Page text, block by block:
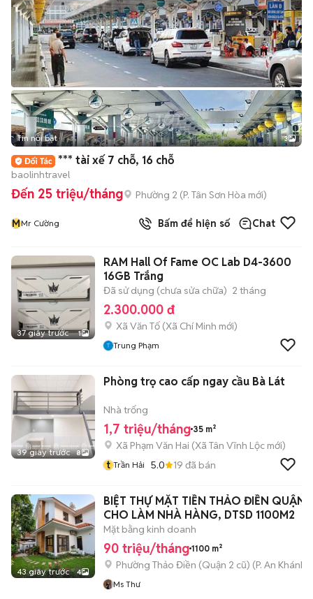
Tin nổi bật 3
*** tài xế 7 chỗ, 16 chỗ
baolinhtravel
Đến 25 triệu/tháng Phường 2 (P. Tân Sơn Hòa mới)
MMr Cường Bấm để hiện số Chat
37 giây trước 1
RAM Hall Of Fame OC Lab D4-3600
16GB Trắng
Đã sử dụng (chưa sửa chữa) 2 tháng
2.300.000 đ
Xã Văn Tố (Xã Chí Minh mới)
Trung Phạm
39 giây trước 8
Phòng trọ cao cấp ngay cầu Bà Lát
Nhà trống
1,7 triệu/tháng 35 m²
Xã Phạm Văn Hai (Xã Tân Vĩnh Lộc mới)
t Trần Hải 5.0 19 đã bán
43 giây trước 4
BIỆT THỰ MẶT TIỀN THẢO ĐIỀN QUẬN
CHO LÀM NHÀ HÀNG, DTSD 1100M2
Mặt bằng kinh doanh
90 triệu/tháng 1100 m²
Phường Thảo Điền (Quận 2 cũ) (P. An Khánh
Ms Thư